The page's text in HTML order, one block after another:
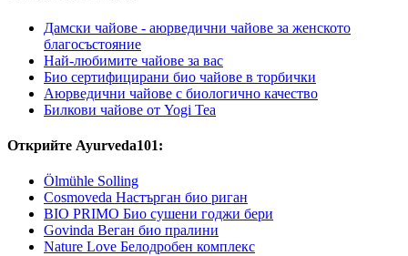
Дамски чайове - аюрведични чайове за женското
благосъстояние
Най-любимите чайове за вас
Био сертифицирани био чайове в торбички
Аюрведични чайове с биологично качество
Билкови чайове от Yogi Tea
Открийте Ayurveda101:
Ölmühle Solling
Cosmoveda Настърган био риган
BIO PRIMO Био сушени годжи бери
Govinda Веган био пралини
Nature Love Белодробен комплекс